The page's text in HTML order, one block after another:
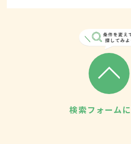
検索フォーム